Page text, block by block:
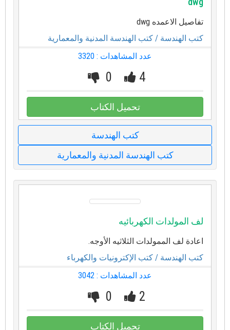
تفاصيل الاعمده dwg
كتب الهندسة / كتب الهندسة المدنية والمعمارية
عدد المشاهدات : 3320
4
0
تحميل الكتاب
كتب الهندسة
كتب الهندسة المدنية والمعمارية
لف المولدات الكهربائيه
اعادة لف الممولدات الثلاثيه الأوجه.
كتب الهندسة / كتب الإكترونيات والكهرباء
عدد المشاهدات : 3042
2
0
تحميل الكتاب